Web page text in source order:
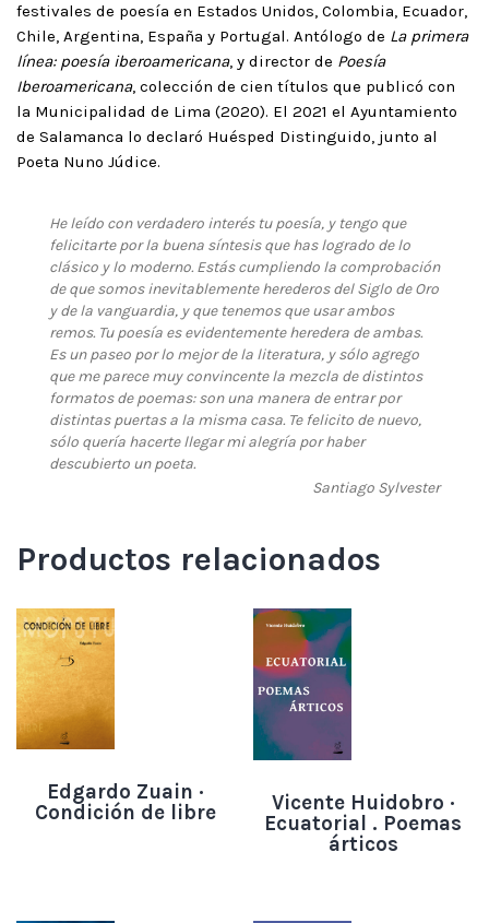
festivales de poesía en Estados Unidos, Colombia, Ecuador,
Chile, Argentina, España y Portugal. Antólogo de La primera
línea: poesía iberoamericana, y director de Poesía
Iberoamericana, colección de cien títulos que publicó con
la Municipalidad de Lima (2020). El 2021 el Ayuntamiento
de Salamanca lo declaró Huésped Distinguido, junto al
Poeta Nuno Júdice.
He leído con verdadero interés tu poesía, y tengo que
felicitarte por la buena síntesis que has logrado de lo
clásico y lo moderno. Estás cumpliendo la comprobación
de que somos inevitablemente herederos del Siglo de Oro
y de la vanguardia, y que tenemos que usar ambos
remos. Tu poesía es evidentemente heredera de ambas.
Es un paseo por lo mejor de la literatura, y sólo agrego
que me parece muy convincente la mezcla de distintos
formatos de poemas: son una manera de entrar por
distintas puertas a la misma casa. Te felicito de nuevo,
sólo quería hacerte llegar mi alegría por haber
descubierto un poeta.
Santiago Sylvester
Productos relacionados
Edgardo Zuain ·
Condición de libre
Vicente Huidobro ·
Ecuatorial . Poemas
árticos